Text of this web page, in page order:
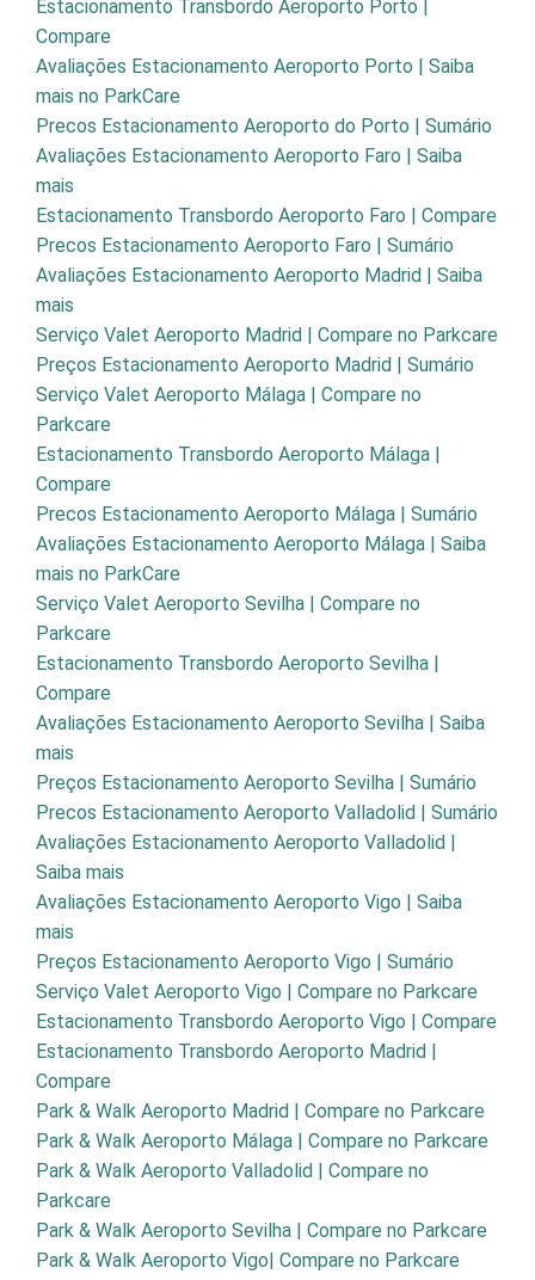
Estacionamento Transbordo Aeroporto Porto |
Compare
Avaliações Estacionamento Aeroporto Porto | Saiba
mais no ParkCare
Precos Estacionamento Aeroporto do Porto | Sumário
Avaliações Estacionamento Aeroporto Faro | Saiba
mais
Estacionamento Transbordo Aeroporto Faro | Compare
Precos Estacionamento Aeroporto Faro | Sumário
Avaliações Estacionamento Aeroporto Madrid | Saiba
mais
Serviço Valet Aeroporto Madrid | Compare no Parkcare
Preços Estacionamento Aeroporto Madrid | Sumário
Serviço Valet Aeroporto Málaga | Compare no
Parkcare
Estacionamento Transbordo Aeroporto Málaga |
Compare
Precos Estacionamento Aeroporto Málaga | Sumário
Avaliações Estacionamento Aeroporto Málaga | Saiba
mais no ParkCare
Serviço Valet Aeroporto Sevilha | Compare no
Parkcare
Estacionamento Transbordo Aeroporto Sevilha |
Compare
Avaliações Estacionamento Aeroporto Sevilha | Saiba
mais
Preços Estacionamento Aeroporto Sevilha | Sumário
Precos Estacionamento Aeroporto Valladolid | Sumário
Avaliações Estacionamento Aeroporto Valladolid |
Saiba mais
Avaliações Estacionamento Aeroporto Vigo | Saiba
mais
Preços Estacionamento Aeroporto Vigo | Sumário
Serviço Valet Aeroporto Vigo | Compare no Parkcare
Estacionamento Transbordo Aeroporto Vigo | Compare
Estacionamento Transbordo Aeroporto Madrid |
Compare
Park & Walk Aeroporto Madrid | Compare no Parkcare
Park & Walk Aeroporto Málaga | Compare no Parkcare
Park & Walk Aeroporto Valladolid | Compare no
Parkcare
Park & Walk Aeroporto Sevilha | Compare no Parkcare
Park & Walk Aeroporto Vigo| Compare no Parkcare